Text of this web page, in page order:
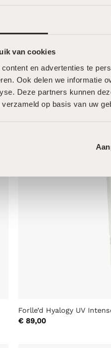
van cookies
en advertenties te
Ook delen we informatie
Deze partners kunnen
op basis van uw
Craith Lab Spot Relief
€93,00
Forlle’d Hyalogy UV
€ 89,00